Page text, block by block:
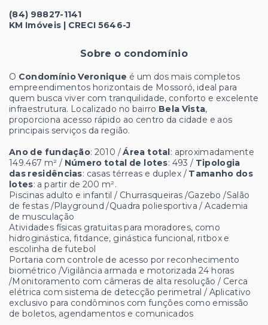
(84) 98827-1141
KM Imóveis | CRECI 5646-J
Sobre o condomínio
O Condomínio Veronique é um dos mais completos
empreendimentos horizontais de Mossoró, ideal para
quem busca viver com tranquilidade, conforto e excelente
infraestrutura. Localizado no bairro Bela Vista,
proporciona acesso rápido ao centro da cidade e aos
principais serviços da região.
Ano de fundação: 2010 /Área total: aproximadamente
149.467 m² / Número total de lotes: 493 / Tipologia
das residências: casas térreas e duplex / Tamanho dos
lotes: a partir de 200 m².
Piscinas adulto e infantil / Churrasqueiras /Gazebo /Salão
de festas /Playground /Quadra poliesportiva / Academia
de musculação
Atividades físicas gratuitas para moradores, como
hidroginástica, fitdance, ginástica funcional, ritbox e
escolinha de futebol
Portaria com controle de acesso por reconhecimento
biométrico /Vigilância armada e motorizada 24 horas
/Monitoramento com câmeras de alta resolução / Cerca
elétrica com sistema de detecção perimetral / Aplicativo
exclusivo para condôminos com funções como emissão
de boletos, agendamentos e comunicados